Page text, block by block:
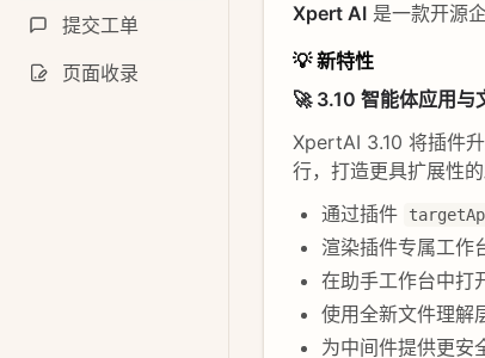
提交工单
页面收录
Xpert AI 是一款开源
💡 新特性
🚀 3.10 智能体应用与
XpertAI 3.10 将插件
行，打造更具扩展性的
通过插件
渲染插件专属工作
在助手工作台中打
使用全新文件理解
为中间件提供更安